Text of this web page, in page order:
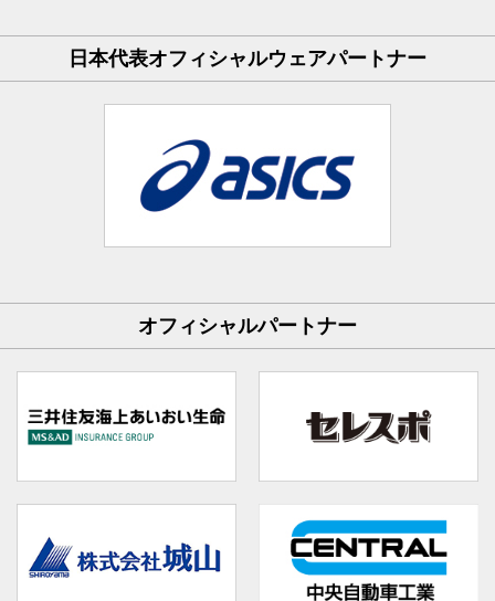
日本代表オフィシャルウェアパートナー
オフィシャルパートナー